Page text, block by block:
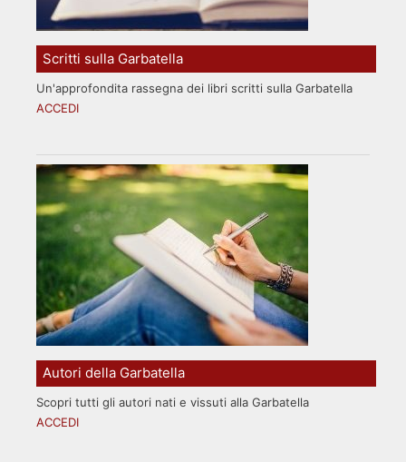
Scritti sulla Garbatella
Un'approfondita rassegna dei libri scritti sulla Garbatella
ACCEDI
Autori della Garbatella
Scopri tutti gli autori nati e vissuti alla Garbatella
ACCEDI